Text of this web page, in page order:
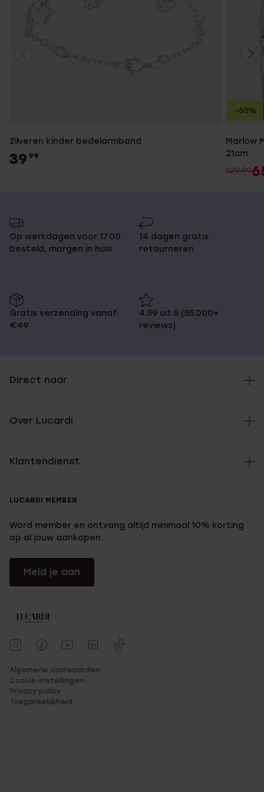
Zilveren kinder bedelarmband
39 99
Marlow
21cm
129.99
-50%
Op werkdagen voor 17.00
besteld, morgen in huis
14 dagen gratis
retourneren
Gratis verzending vanaf
€49
4,59 uit 5 (55.000+
reviews)
Direct naar
Over Lucardi
Klantendienst
LUCARDI MEMBER
Word member en ontvang altijd minimaal 10% korting
op al jouw aankopen
Meld je aan
Algemene voorwaarden
Cookie-instellingen
Privacy policy
Toegankelijkheid